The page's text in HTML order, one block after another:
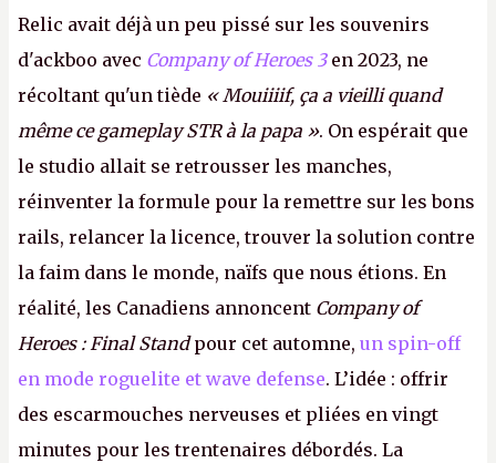
Relic avait déjà un peu pissé sur les souvenirs
d'ackboo avec Company of Heroes 3en 2023, ne
récoltant qu'un tiède « Mouiiiif, ça a vieilli quand
même ce gameplay STR à la papa ». On espérait que
le studio allait se retrousser les manches,
réinventer la formule pour la remettre sur les bons
rails, relancer la licence, trouver la solution contre
la faim dans le monde, naïfs que nous étions. En
réalité, les Canadiens annoncent Company of
Heroes : Final Standpour cet automne, un spin-off
en mode roguelite et wave defense. L’idée : offrir
des escarmouches nerveuses et pliées en vingt
minutes pour les trentenaires débordés. La